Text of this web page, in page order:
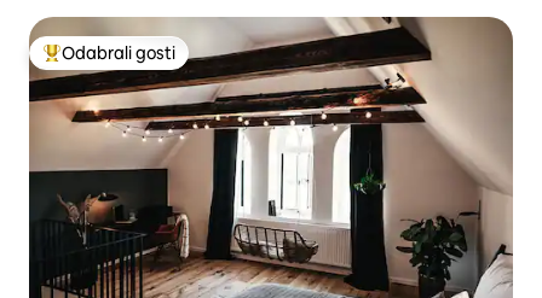
Među najviše rangiranima s oznakom „Odabrali gosti”
Odabrali gosti